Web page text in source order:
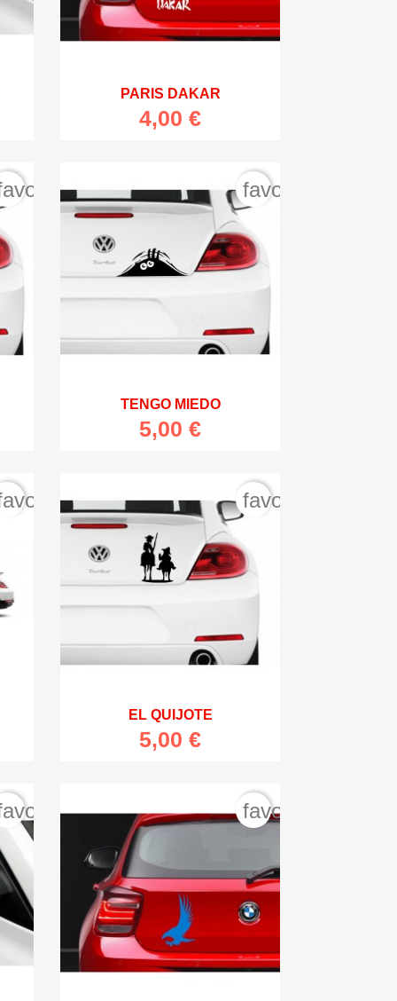
PARIS DAKAR
4,00 €
 Vista rápida
TENGO MIEDO
5,00 €
 Vista rápida
favorite_border
EL QUIJOTE
5,00 €
 Vista rápida
favorite_border
favorite_border